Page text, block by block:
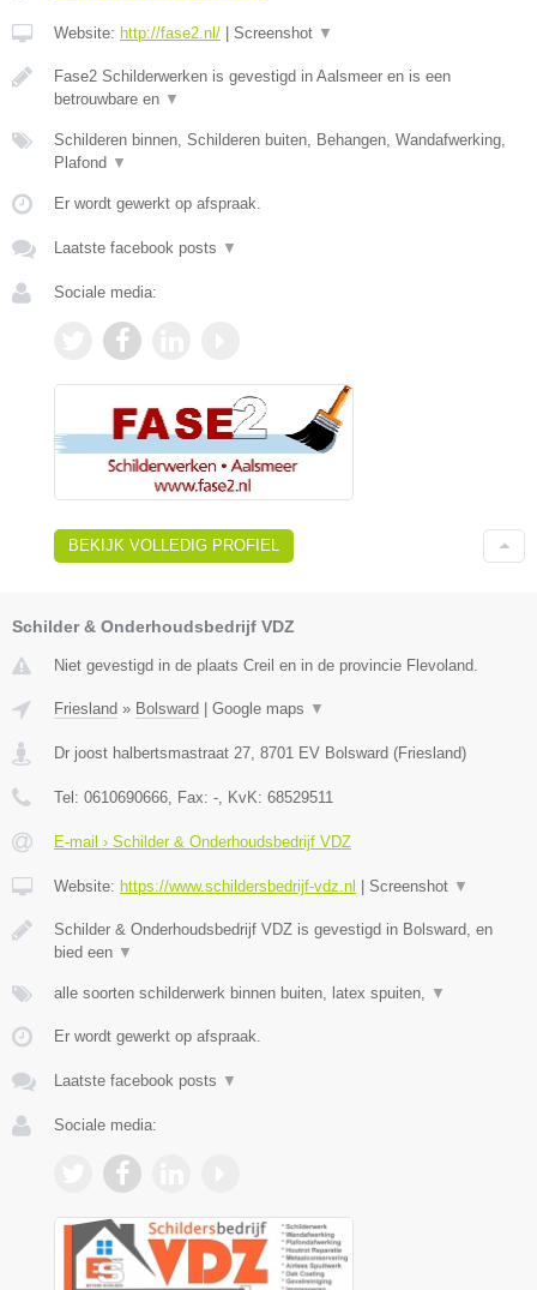
Website: http://fase2.nl/ Screenshot ▼
Fase2 Schilderwerken is gevestigd in Aalsmeer en is een
betrouwbare en ▼
Schilderen binnen, Schilderen buiten, Behangen, Wandafwerking,
Plafond ▼
Er wordt gewerkt op afspraak.
Laatste facebook posts ▼
Sociale media:
BEKIJK VOLLEDIG PROFIEL
Schilder & Onderhoudsbedrijf VDZ
Niet gevestigd in de plaats Creil en in de provincie Flevoland.
Friesland » Bolsward | Google maps ▼
Dr joost halbertsmastraat 27 8701 EV Bolsward (Friesland)
Tel: 0610690666 , Fax: - , KvK: 68529511
E-mail › Schilder & Onderhoudsbedrijf VDZ
Website: https://www.schildersbedrijf-vdz.nl | Screenshot ▼
Schilder & Onderhoudsbedrijf VDZ is gevestigd in Bolsward, en
bied een ▼
alle soorten schilderwerk binnen buiten, latex spuiten, ▼
Er wordt gewerkt op afspraak.
Laatste facebook posts ▼
Sociale media: